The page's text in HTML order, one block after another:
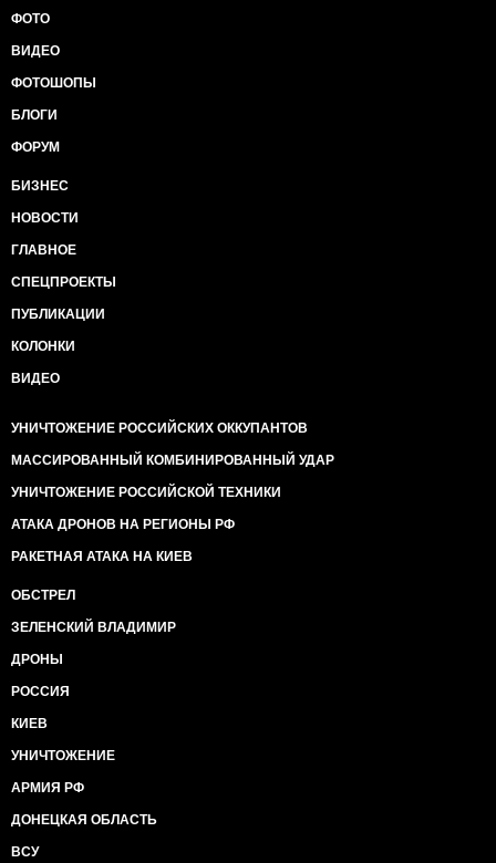
ФОТО
ВИДЕО
ФОТОШОПЫ
БЛОГИ
ФОРУМ
БИЗНЕС
НОВОСТИ
ГЛАВНОЕ
СПЕЦПРОЕКТЫ
ПУБЛИКАЦИИ
КОЛОНКИ
ВИДЕО
УНИЧТОЖЕНИЕ РОССИЙСКИХ ОККУПАНТОВ
МАССИРОВАННЫЙ КОМБИНИРОВАННЫЙ УДАР
УНИЧТОЖЕНИЕ РОССИЙСКОЙ ТЕХНИКИ
АТАКА ДРОНОВ НА РЕГИОНЫ РФ
РАКЕТНАЯ АТАКА НА КИЕВ
ОБСТРЕЛ
ЗЕЛЕНСКИЙ ВЛАДИМИР
ДРОНЫ
РОССИЯ
КИЕВ
УНИЧТОЖЕНИЕ
АРМИЯ РФ
ДОНЕЦКАЯ ОБЛАСТЬ
ВСУ